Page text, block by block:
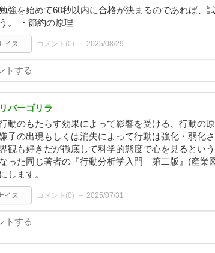
強を始めて60秒以内に合格が決まるのであれば、
。 ・節約の原理
イス コメント(0) 2025/08/29
バーゴリラ
動のもたらす効果によって影響を受ける、行動の
子の出現もしくは消失によって行動は強化・弱化
観も好きだが徹底して科学的態度で心を見るとい
った同じ著者の『行動分析学入門 第二版』(産業
します。
イス コメント(0) 2025/07/31